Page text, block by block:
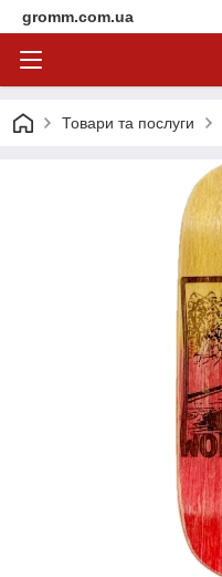
gromm.com.ua
Товари та послуги